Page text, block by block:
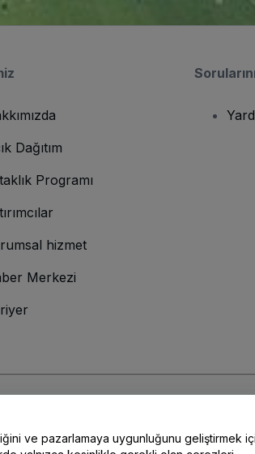
Dağıtım
Programı
hizmet
Merkezi
ve pazarlamaya uygunluğunu geliştirmek